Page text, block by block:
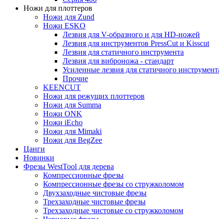
Ножи для плоттеров
Ножи для Zund
Ножи ESKO
Лезвия для V-образного и для HD-ножей
Лезвия для инструментов PressCut и Kisscut
Лезвия для статичного инструмента
Лезвия для виброножа - стандарт
Усиленные лезвия для статичного
Прочие
KEENCUT
Ножи для режущих плоттеров
Ножи для Summa
Ножи ONK
Ножи iEcho
Ножи для Mimaki
Ножи для BegZee
Цанги
Новинки
Фрезы WestTool для дерева
Компрессионные фрезы
Компрессионные фрезы со стружколомом
Двухзаходные чистовые фрезы
Трехзаходные чистовые фрезы
Трехзаходные чистовые со стружколомом